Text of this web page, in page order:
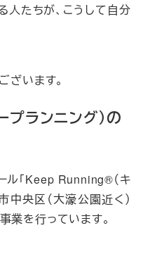
たちが、こうして自分
ざいます。
ランニング）の
ル「Keep Running®（キ
中央区（大濠公園近く）
業を行っています。